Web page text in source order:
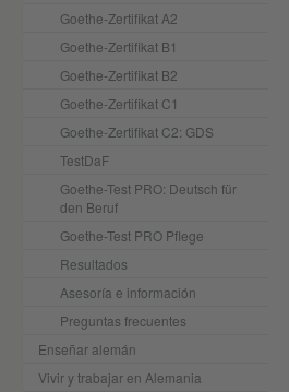
Goethe-Zertifikat A2
Goethe-Zertifikat B1
Goethe-Zertifikat B2
Goethe-Zertifikat C1
Goethe-Zertifikat C2: GDS
TestDaF
Goethe-Test PRO: Deutsch für
den Beruf
Goethe-Test PRO Pflege
Resultados
Asesoría e información
Preguntas frecuentes
Enseñar alemán
Vivir y trabajar en Alemania